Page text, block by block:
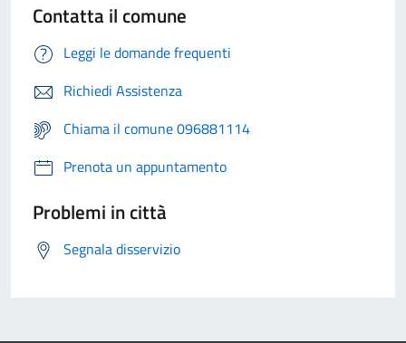
Contatta il comune
Leggi le domande frequenti
Richiedi Assistenza
Chiama il comune 096881114
Prenota un appuntamento
Problemi in città
Segnala disservizio